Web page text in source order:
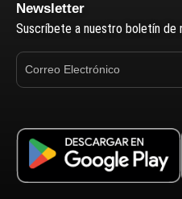
Newsletter
Suscríbete a nuestro boletín de